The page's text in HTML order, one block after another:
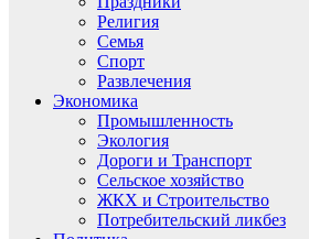
Религия
Семья
Спорт
Развлечения
Экономика
Промышленность
Экология
Дороги и Транспорт
Сельское хозяйство
ЖКХ и Строительство
Потребительский ликбез